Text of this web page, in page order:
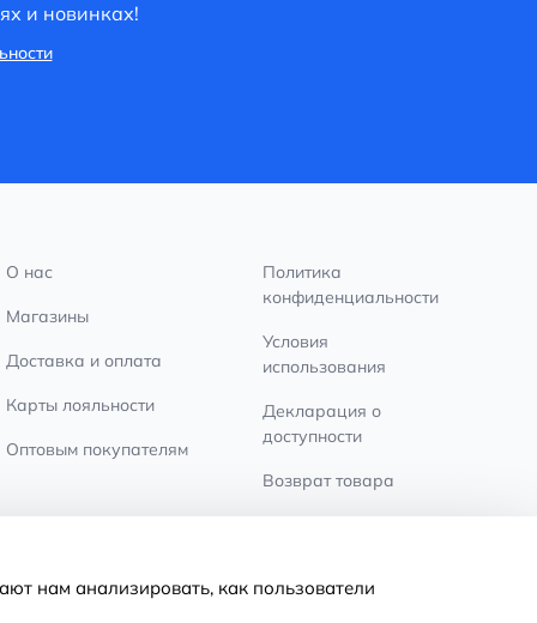
и новинках!
О нас
Магазины
Доставка и оплата
Карты лояльности
Оптовым покупателям
Политика
конфиденциальности
Условия
использования
Декларация о
доступности
Возврат товара
нам анализировать, как пользователи